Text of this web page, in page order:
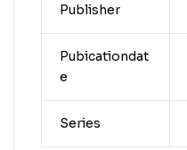
Publisher
Pubicationdat
e
Series